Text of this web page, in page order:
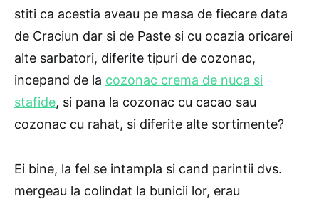
stiti ca acestia aveau pe masa de fiecare data
de Craciun dar si de Paste si cu ocazia oricarei
alte sarbatori, diferite tipuri de cozonac,
incepand de la cozonac crema de nuca si
stafide, si pana la cozonac cu cacao sau
cozonac cu rahat, si diferite alte sortimente?
Ei bine, la fel se intampla si cand parintii dvs.
mergeau la colindat la bunicii lor, erau